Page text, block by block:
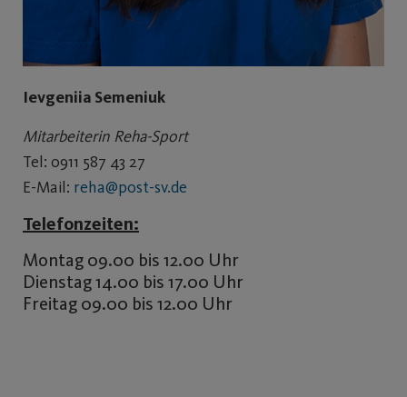
Ievgeniia Semeniuk
Mitarbeiterin Reha-Sport
Tel: 0911 587 43 27
E-Mail: reha@post-sv.de
Telefonzeiten:
Montag 09.00 bis 12.00 Uhr
Dienstag 14.00 bis 17.00 Uhr
Freitag 09.00 bis 12.00 Uhr